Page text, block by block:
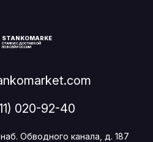
STANKOMARKET
СТАНКИ С ДОСТАВКОЙ
ПО ВСЕЙ РОССИИ
020-92-40
Обводного канала, д. 187